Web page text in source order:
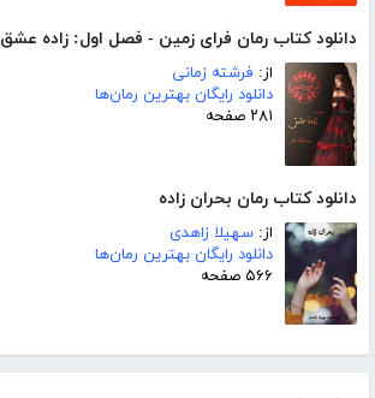
دانلود کتاب رمان فرای زمین - فصل اول: زاده عشق
از: فرشته زمانی
دانلود رایگان بهترین رمان‌ها
۲۸۱ صفحه
دانلود کتاب رمان بحران زاده
از: سهیلا زاهدی
دانلود رایگان بهترین رمان‌ها
۵۶۶ صفحه